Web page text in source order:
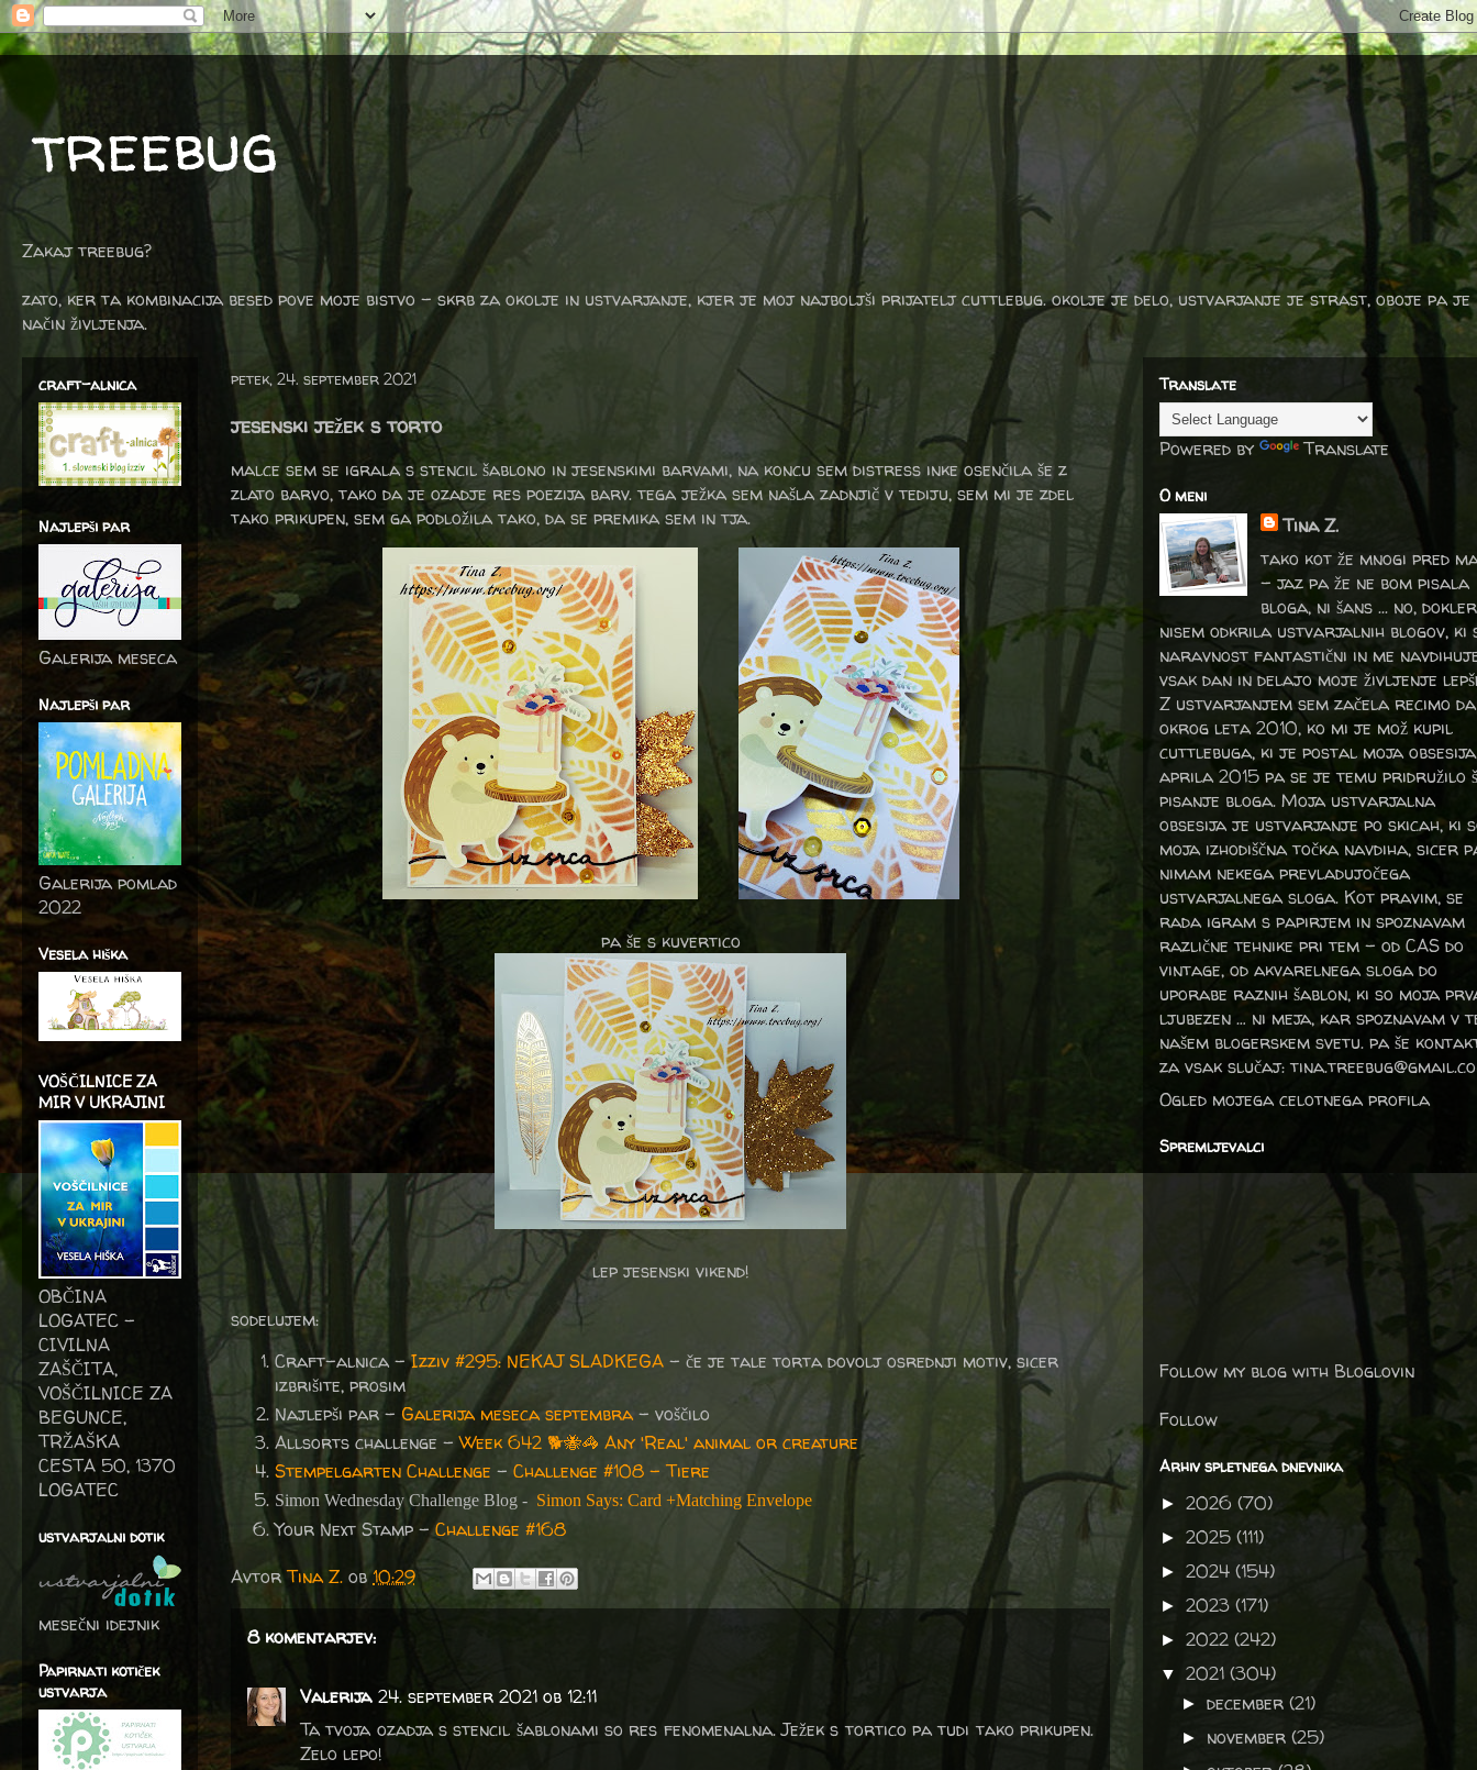
treebug
Zakaj treebug?
zato, ker ta kombinacija besed pove moje bistvo - skrb za okolje in ustvarjanje, kjer je moj najboljši prijatelj cuttlebug. okolje je delo, ustvarjanje je strast, oboje pa je
način življenja.
petek, 24. september 2021
jesenski ježek s torto
malce sem se igrala s stencil šablono in jesenskimi barvami, na koncu sem distress inke osenčila še z
zlato barvo, tako da je ozadje res poezija barv. tega ježka sem našla zadnjič v tediju, sem mi je zdel
tako prikupen, sem ga podložila tako, da se premika sem in tja.
pa še s kuvertico
lep jesenski vikend!
sodelujem:
Craft-alnica -Izziv #295: NEKAJ SLADKEGA - če je tale torta dovolj osrednji motiv, sicer
izbrišite, prosim
Najlepši par - Galerija meseca septembra - voščilo
Allsorts challenge -Week 642 🐕🐝🦓 Any 'Real' animal or creature
Stempelgarten Challenge - Challenge #108 - Tiere
Simon Wednesday Challenge Blog - Simon Says: Card +Matching Envelope
Your Next Stamp -Challenge #168
AvtorTina Z. ob10:29
8 komentarjev:
Valerija 24. september 2021 ob 12:11
Ta tvoja ozadja s stencil šablonami so res fenomenalna. Ježek s tortico pa tudi tako prikupen.
Zelo lepo!
craft-alnica
Najlepši par
Galerija meseca
Najlepši par
Galerija pomlad
2022
Vesela hiška
VOŠČILNICE ZA
MIR V UKRAJINI
OBČINA
LOGATEC -
CIVILNA
ZAŠČITA,
VOŠČILNICE ZA
BEGUNCE,
TRŽAŠKA
CESTA 50, 1370
LOGATEC
ustvarjalni dotik
mesečni idejnik
Papirnati kotiček
ustvarja
Translate
Powered by Translate
O meni
Tina Z.
tako kot že mnogi pred
- jaz pa že ne bom pisala
bloga, ni šans ... no, dokler
nisem odkrila ustvarjalnih blogov, ki
naravnost fantastični in me
vsak dan in delajo moje življenje
Z ustvarjanjem sem začela recimo da
okrog leta 2010, ko mi je mož kupil
cuttlebuga, ki je postal moja
aprila 2015 pa se je temu pridružilo
pisanje bloga. Moja ustvarjalna
obsesija je ustvarjanje po skicah, ki
moja izhodiščna točka navdiha, sicer
nimam nekega prevladujočega
ustvarjalnega sloga. Kot pravim, se
rada igram s papirjem in spoznavam
različne tehnike pri tem – od CAS do
vintage, od akvarelnega sloga do
uporabe raznih šablon, ki so moja
ljubezen … ni meja, kar spoznavam v
našem blogerskem svetu. pa še
za vsak slučaj:
Ogled mojega celotnega profila
Spremljevalci
Follow my blog with Bloglovin
Follow
Arhiv spletnega dnevnika
► 2026 (70)
► 2025 (111)
► 2024 (154)
► 2023 (171)
► 2022 (242)
▼ 2021 (304)
►december(21)
► november(25)